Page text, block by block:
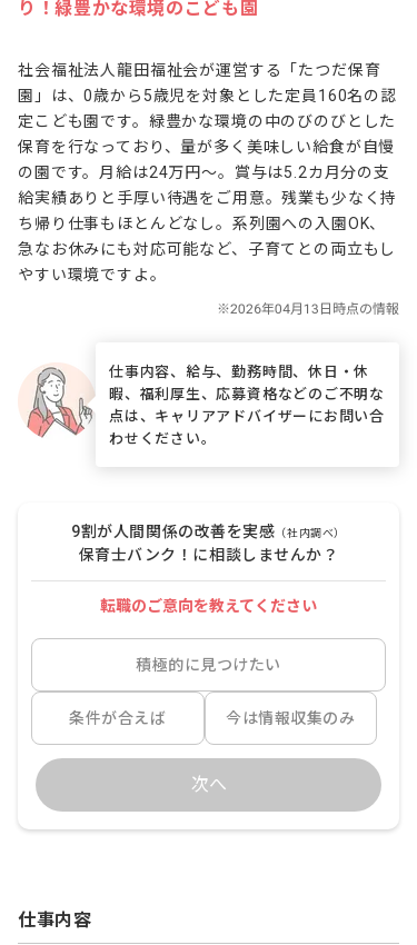
り！緑豊かな環境のこども園
社会福祉法人龍田福祉会が運営する「たつだ保育
園」は、0歳から5歳児を対象とした定員160名の認
定こども園です。緑豊かな環境の中のびのびとした
保育を行なっており、量が多く美味しい給食が自慢
の園です。月給は24万円～。賞与は5.2カ月分の支
給実績ありと手厚い待遇をご用意。残業も少なく持
ち帰り仕事もほとんどなし。系列園への入園OK、
急なお休みにも対応可能など、子育てとの両立もし
やすい環境ですよ。
仕事内容、給与、勤務時間、休日・休
暇、福利厚生、応募資格などのご不明な
点は、キャリアアドバイザーにお問い合
わせください。
9割が人間関係の改善を実感 （社内調べ）
保育士バンク！に相談しませんか？
転職のご意向を教えてください
積極的に見つけたい
条件が合えば 今は情報収集のみ
次へ
仕事内容